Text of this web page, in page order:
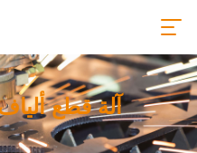
آلة قطع